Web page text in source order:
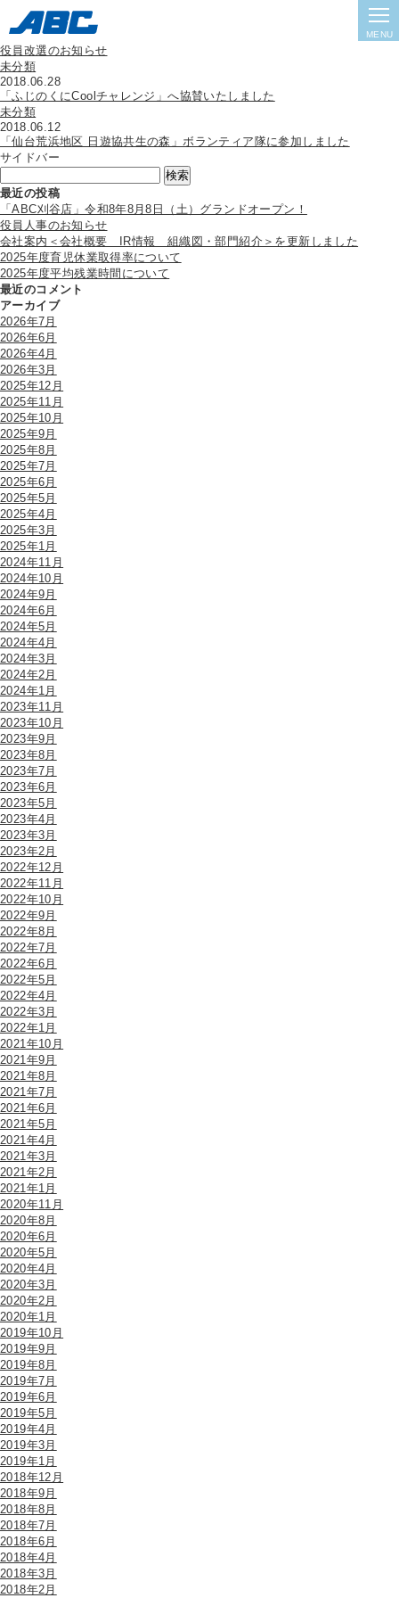
MENU
未分類
2018.06.29
役員改選のお知らせ
未分類
2018.06.28
「ふじのくにCoolチャレンジ」へ協賛いたしました
未分類
2018.06.12
「仙台荒浜地区 日遊協共生の森」ボランティア隊に参加しました
サイドバー
索:
最近の投稿
「ABC刈谷店」令和8年8月8日（土）グランドオープン！
役員人事のお知らせ
会社案内＜会社概要 IR情報 組織図・部門紹介＞を更新しました
2025年度育児休業取得率について
2025年度平均残業時間について
最近のコメント
アーカイブ
2026年7月
2026年6月
2026年4月
2026年3月
2025年12月
2025年11月
2025年10月
2025年9月
2025年8月
2025年7月
2025年6月
2025年5月
2025年4月
2025年3月
2025年1月
2024年11月
2024年10月
2024年9月
2024年6月
2024年5月
2024年4月
2024年3月
2024年2月
2024年1月
2023年11月
2023年10月
2023年9月
2023年8月
2023年7月
2023年6月
2023年5月
2023年4月
2023年3月
2023年2月
2022年12月
2022年11月
2022年10月
2022年9月
2022年8月
2022年7月
2022年6月
2022年5月
2022年4月
2022年3月
2022年1月
2021年10月
2021年9月
2021年8月
2021年7月
2021年6月
2021年5月
2021年4月
2021年3月
2021年2月
2021年1月
2020年11月
2020年8月
2020年6月
2020年5月
2020年4月
2020年3月
2020年2月
2020年1月
2019年10月
2019年9月
2019年8月
2019年7月
2019年6月
2019年5月
2019年4月
2019年3月
2019年1月
2018年12月
2018年9月
2018年8月
2018年7月
2018年6月
2018年4月
2018年3月
2018年2月